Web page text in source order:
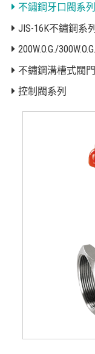
不鏽鋼牙口閥系列
JIS-16K不鏽鋼系列
200W.O.G./
不鏽鋼溝槽式閥
控制閥系列